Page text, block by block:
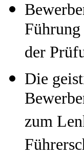
der
Die
zum